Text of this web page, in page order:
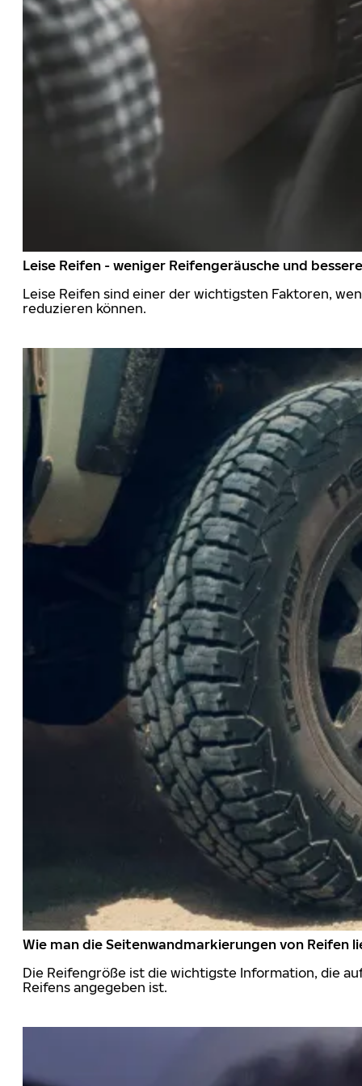
Leise Reifen - weniger Reifengeräusche und
Leise Reifen sind einer der wichtigsten Faktoren,
reduzieren können.
Wie man die Seitenwandmarkierungen von Reifen
Die Reifengröße ist die wichtigste Information, die
Reifens angegeben ist.